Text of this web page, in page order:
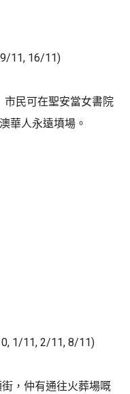
11, 16/11)
市民可在聖安當女書院
華人永遠墳場。
1/11, 2/11, 8/11)
，仲有通往火葬場嘅